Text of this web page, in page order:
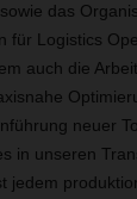
das
für Logistics
auch die
neuer
in unseren
jedem